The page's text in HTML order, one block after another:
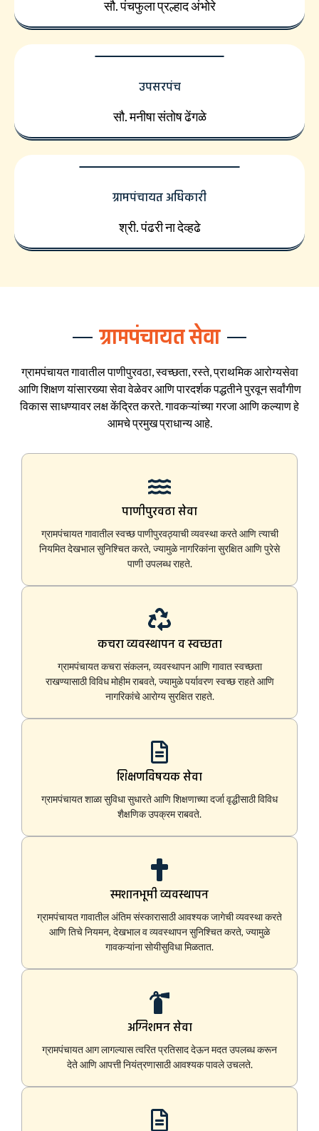
सौ. पंचफुला प्रल्हाद अंभोरे
उपसरपंच
सौ. मनीषा संतोष ढेंगळे
ग्रामपंचायत अधिकारी
श्री. पंढरी ना देव्हढे
ग्रामपंचायत सेवा
ग्रामपंचायत गावातील पाणीपुरवठा, स्वच्छता, रस्ते, प्राथमिक आरोग्यसेवा
आणि शिक्षण यांसारख्या सेवा वेळेवर आणि पारदर्शक पद्धतीने पुरवून सर्वांगीण
विकास साधण्यावर लक्ष केंद्रित करते. गावकऱ्यांच्या गरजा आणि कल्याण हे
आमचे प्रमुख प्राधान्य आहे.
पाणीपुरवठा सेवा
ग्रामपंचायत गावातील स्वच्छ पाणीपुरवठ्याची व्यवस्था करते आणि त्याची
नियमित देखभाल सुनिश्चित करते, ज्यामुळे नागरिकांना सुरक्षित आणि पुरेसे
पाणी उपलब्ध राहते.
कचरा व्यवस्थापन व स्वच्छता
ग्रामपंचायत कचरा संकलन, व्यवस्थापन आणि गावात स्वच्छता
राखण्यासाठी विविध मोहीम राबवते, ज्यामुळे पर्यावरण स्वच्छ राहते आणि
नागरिकांचे आरोग्य सुरक्षित राहते.
शिक्षणविषयक सेवा
ग्रामपंचायत शाळा सुविधा सुधारते आणि शिक्षणाच्या दर्जा वृद्धीसाठी विविध
शैक्षणिक उपक्रम राबवते.
स्मशानभूमी व्यवस्थापन
ग्रामपंचायत गावातील अंतिम संस्कारासाठी आवश्यक जागेची व्यवस्था करते
आणि तिचे नियमन, देखभाल व व्यवस्थापन सुनिश्चित करते, ज्यामुळे
गावकऱ्यांना सोयीसुविधा मिळतात.
अग्निशमन सेवा
ग्रामपंचायत आग लागल्यास त्वरित प्रतिसाद देऊन मदत उपलब्ध करून
देते आणि आपत्ती नियंत्रणासाठी आवश्यक पावले उचलते.